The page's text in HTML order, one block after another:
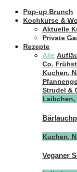
Pop-up Brunch
Kochkurse &
Aktuelle
Private
Rezepte
Alle
Co.
Kuchen,
Strudel &
Laibchen,
Kuchen,
Veganer